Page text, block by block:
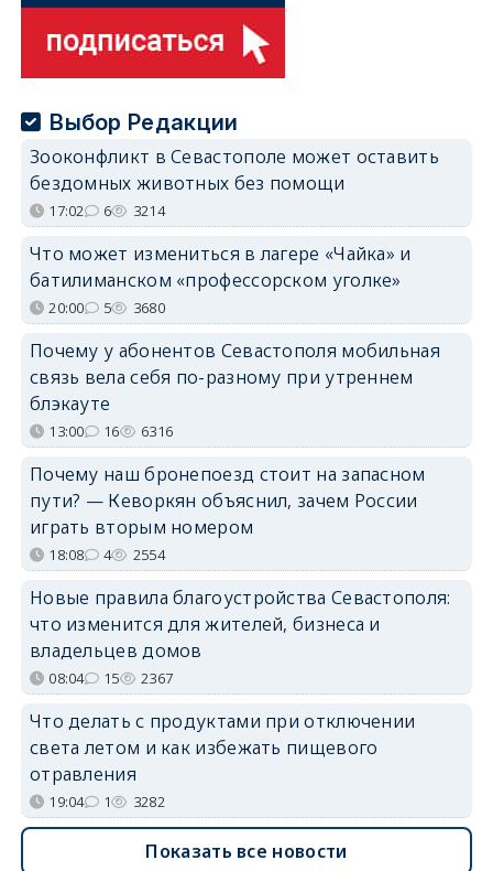
Выбор Редакции
Зооконфликт в Севастополе может оставить
бездомных животных без помощи
17:02 6 3214
Что может измениться в лагере «Чайка» и
батилиманском «профессорском уголке»
20:00 5 3680
Почему у абонентов Севастополя мобильная
связь вела себя по-разному при утреннем
блэкауте
13:00 16 6316
Почему наш бронепоезд стоит на запасном
пути? — Кеворкян объяснил, зачем России
играть вторым номером
18:08 4 2554
Новые правила благоустройства Севастополя:
что изменится для жителей, бизнеса и
владельцев домов
08:04 15 2367
Что делать с продуктами при отключении
света летом и как избежать пищевого
отравления
19:04 1 3282
Показать все новости